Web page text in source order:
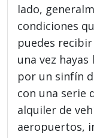
lado,
condiciones
puedes
una vez
por un sinfín
con una serie
alquiler de
aeropuertos,